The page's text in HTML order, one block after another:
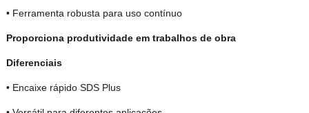
• Ferramenta robusta para uso contínuo
Proporciona produtividade em trabalhos de obra
Diferenciais
• Encaixe rápido SDS Plus